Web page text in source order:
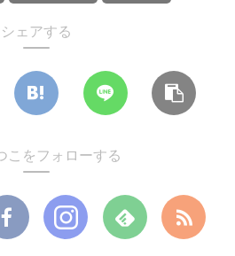
シェアする
こをフォローする